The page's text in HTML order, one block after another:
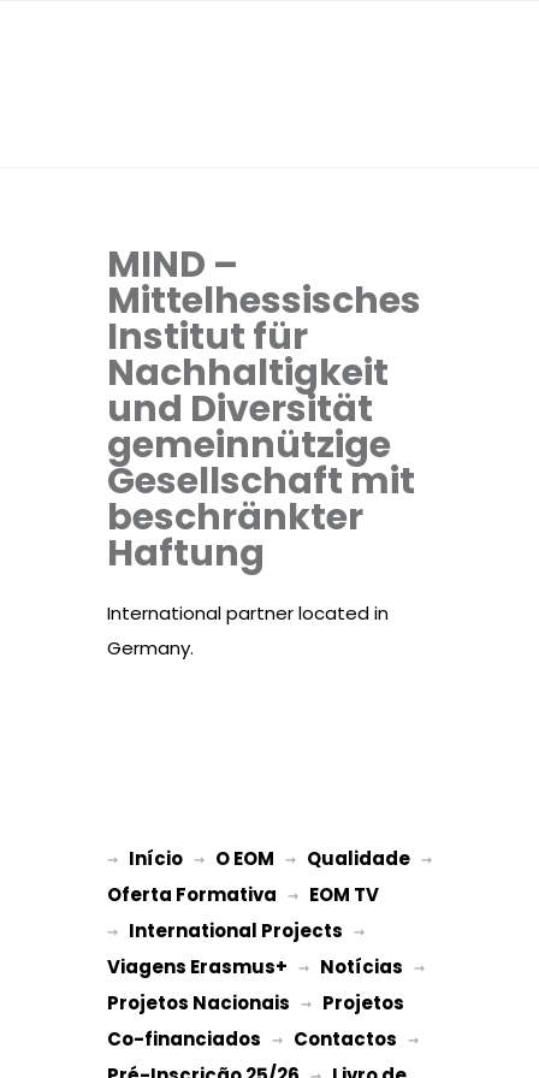
MIND –
Mittelhessisches
Institut für
Nachhaltigkeit
und Diversität
gemeinnützige
Gesellschaft mit
beschränkter
Haftung
International partner located in
Germany.
→ Início → O EOM → Qualidade
Oferta Formativa → EOM TV
→ International Projects
Viagens Erasmus+ → Notícias
Projetos Nacionais → Projetos
Co-financiados → Contactos